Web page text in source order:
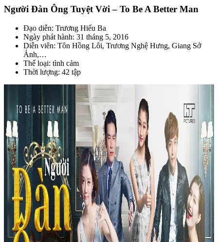
Người Đàn Ông Tuyệt Vời – To Be A Better Man
Đạo diễn: Trương Hiểu Ba
Ngày phát hành: 31 tháng 5, 2016
Diễn viên: Tôn Hồng Lôi, Trương Nghệ Hưng, Giang Sở
Ảnh,…
Thể loại: tình cảm
Thời lượng: 42 tập